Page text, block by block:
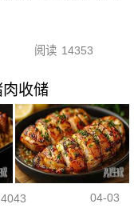
阅读 14353
收储
04-03